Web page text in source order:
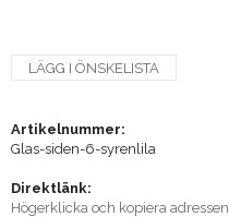
LÄGG I ÖNSKELISTA
Artikelnummer:
Glas-siden-6-syrenlila
Direktlänk:
Högerklicka och kopiera adressen